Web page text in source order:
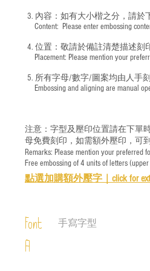
3. 內容：如有大小楷之分，請於
Content: Please enter embossing
4. 位置：敬請於備註清楚描述刻
Placement: Please mention your
5. 所有字母/數字/圖案均由人手
Embossing and aligning are manual
注意：字型及壓印位置請在下單
母免費刻印，如需額外壓印，可
Remarks: Please mention your preferred
Free embossing of 4 units of letters
點選加購額外壓字｜ click for e
Font
A
手寫字型